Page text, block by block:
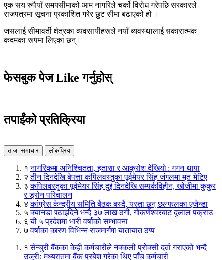
एक सय रुपैयाँ समयसीमाको आम नागरिले चर्को विरोध गरेपछि सरकारले
राजपत्रमा सूचना प्रकाशित गरेर छुट सीमा बढाएको हो ।
जसलाई सीमावर्ती क्षेत्रका व्यवसायीहरूले नयाँ व्यवस्थालाई सकारात्मक
कदमका रूपमा लिएका छन्।
फेसबुक पेज Like गर्नुहोस्
तपाईंको प्रतिक्रिया
ताजा समाचार लोकप्रिय
१ नागरिकमा अनिश्चितता, हतासा र आक्रोश देखियो : गगन थापा
२ तीन दिनदेखि बेपत्ता कपिलवस्तुका पूर्वमेयर सिंह जंगलमा मृत भेटिए
३ कपिलवस्तुका पूर्वमेयर सिंह दुई दिनदेखि सम्पर्कविहीन, खोजीमा कुकुर
र ड्रोन परिचालन
४ कांग्रेस केन्द्रीय समिति बैठक बस्दै, यस्ता छन् छलफलका एजेन्डा
५ क्यानडा पठाइदिने भन्दै ३७ लाख ठगी, गोकर्णेश्वरबाट दुलाल पक्राउ
६ यी ५ प्रदेशमा भारी वर्षाको सम्भावना
७ वर्षाका कारण विभिन्न राजमार्गमा यातायात ठप्प
१ सेन्चुरी बैंकका केही कर्मचारीले नक्कली प्रोक्सी दर्ता गराएको भन्दै
उजुरीः मध्यरातमा बैंक प्रबेश गरेका थिए पाँच कर्मचारी